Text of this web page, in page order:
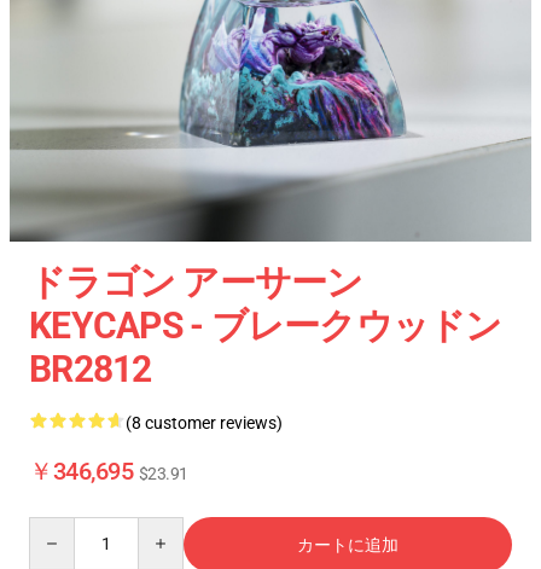
ドラゴン アーサーン
KEYCAPS - ブレークウッドン
BR2812
(8 customer reviews)
￥346,695 $23.91
カートに追加